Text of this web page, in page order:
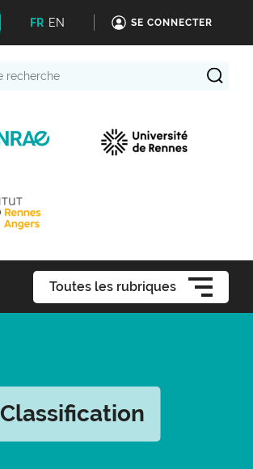
FR EN SE CONNECTER
Toutes les rubriques
Classification